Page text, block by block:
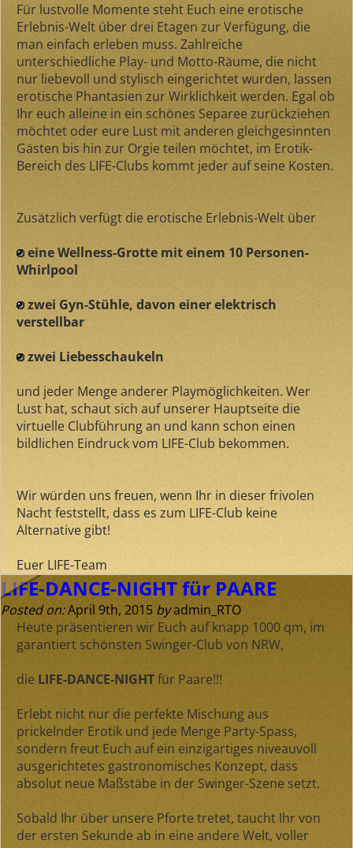
Für lustvolle Momente steht Euch eine erotische
Erlebnis-Welt über drei Etagen zur Verfügung, die
man einfach erleben muss. Zahlreiche
unterschiedliche Play- und Motto-Räume, die nicht
nur liebevoll und stylisch eingerichtet wurden, lassen
erotische Phantasien zur Wirklichkeit werden. Egal ob
Ihr euch alleine in ein schönes Separee zurückziehen
möchtet oder eure Lust mit anderen gleichgesinnten
Gästen bis hin zur Orgie teilen möchtet, im Erotik-
Bereich des LIFE-Clubs kommt jeder auf seine Kosten.
Zusätzlich verfügt die erotische Erlebnis-Welt über
eine Wellness-Grotte mit einem 10 Personen-
Whirlpool
zwei Gyn-Stühle, davon einer elektrisch
verstellbar
zwei Liebesschaukeln
und jeder Menge anderer Playmöglichkeiten. Wer
Lust hat, schaut sich auf unserer Hauptseite die
virtuelle Clubführung an und kann schon einen
bildlichen Eindruck vom LIFE-Club bekommen.
Wir würden uns freuen, wenn Ihr in dieser frivolen
Nacht feststellt, dass es zum LIFE-Club keine
Alternative gibt!
Euer LIFE-Team
LIFE-DANCE-NIGHT für PAARE
Posted on:April 9th, 2015 byadmin_RTO
Heute präsentieren wir Euch auf knapp 1000 qm, im
garantiert schönsten Swinger-Club von NRW,
die LIFE-DANCE-NIGHTfür Paare!!!
Erlebt nicht nur die perfekte Mischung aus
prickelnder Erotik und jede Menge Party-Spass,
sondern freut Euch auf ein einzigartiges niveauvoll
ausgerichtetes gastronomisches Konzept, dass
absolut neue Maßstäbe in der Swinger-Szene setzt.
Sobald Ihr über unsere Pforte tretet, taucht Ihr von
der ersten Sekunde ab in eine andere Welt, voller